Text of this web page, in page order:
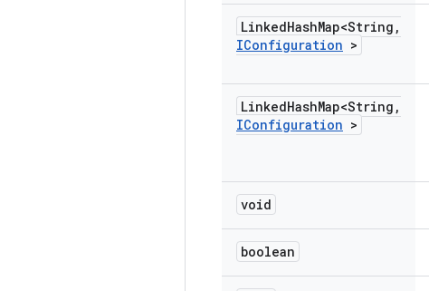
LinkedHashMap<String ,
IConfiguration >
LinkedHashMap<String ,
IConfiguration >
void
boolean